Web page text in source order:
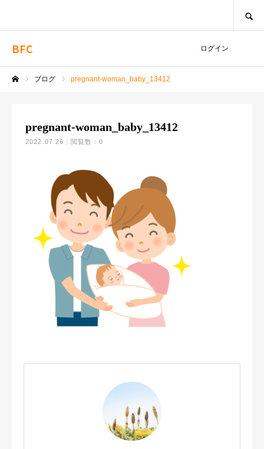
BFC ログイン
ブログ pregnant-woman_baby_13412
pregnant-woman_baby_13412
2022.07.26 閲覧数：0